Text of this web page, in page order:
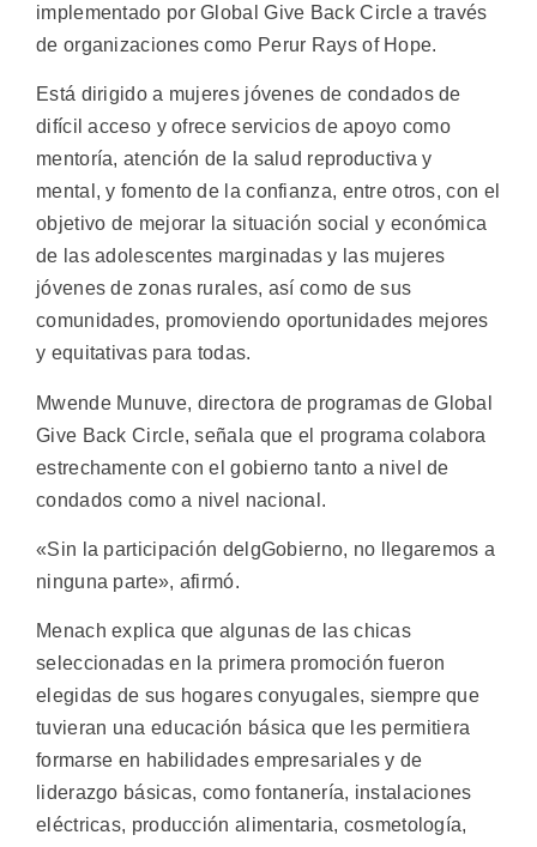
implementado por Global Give Back Circle a través
de organizaciones como Perur Rays of Hope.
Está dirigido a mujeres jóvenes de condados de
difícil acceso y ofrece servicios de apoyo como
mentoría, atención de la salud reproductiva y
mental, y fomento de la confianza, entre otros, con el
objetivo de mejorar la situación social y económica
de las adolescentes marginadas y las mujeres
jóvenes de zonas rurales, así como de sus
comunidades, promoviendo oportunidades mejores
y equitativas para todas.
Mwende Munuve, directora de programas de Global
Give Back Circle, señala que el programa colabora
estrechamente con el gobierno tanto a nivel de
condados como a nivel nacional.
«Sin la participación delgGobierno, no llegaremos a
ninguna parte», afirmó.
Menach explica que algunas de las chicas
seleccionadas en la primera promoción fueron
elegidas de sus hogares conyugales, siempre que
tuvieran una educación básica que les permitiera
formarse en habilidades empresariales y de
liderazgo básicas, como fontanería, instalaciones
eléctricas, producción alimentaria, cosmetología,